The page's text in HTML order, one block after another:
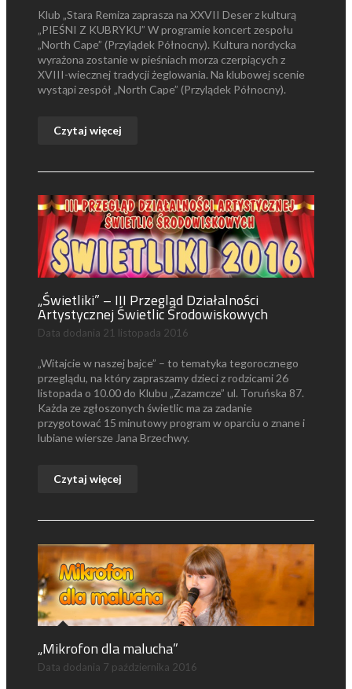
Klub „Stara Remiza zaprasza na XXVII Deser z kulturą
„PIEŚNI Z KUBRYKU” W programie koncert zespołu
„North Cape” (Przylądek Północny). Kultura nordycka
wyrażona zostanie w pieśniach morza czerpiących z
XVIII-wiecznej tradycji żeglowania. Na klubowej scenie
wystąpi zespół „North Cape” (Przylądek Północny).
Czytaj więcej
„Świetliki” – III Przegląd Działalności
Artystycznej Świetlic Środowiskowych
Data dodania 21 listopada 2016
„Witajcie w naszej bajce” – to tematyka tegorocznego
przeglądu, na który zapraszamy dzieci z rodzicami 26
listopada o 10.00 do Klubu „Zazamcze” ul. Toruńska 87.
Każda ze zgłoszonych świetlic ma za zadanie
przygotować 15 minutowy program w oparciu o znane i
lubiane wiersze Jana Brzechwy.
Czytaj więcej
„Mikrofon dla malucha”
Data dodania 7 października 2016